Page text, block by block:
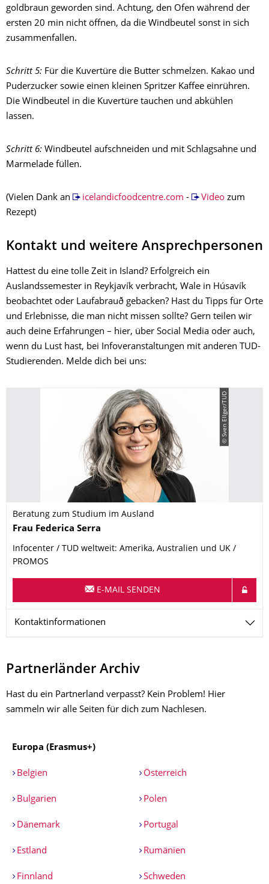
goldbraun geworden sind. Achtung, den Ofen während der
ersten 20 min nicht öffnen, da die Windbeutel sonst in sich
zusammenfallen.
Schritt 5: Für die Kuvertüre die Butter schmelzen. Kakao und
Puderzucker sowie einen kleinen Spritzer Kaffee einrühren.
Die Windbeutel in die Kuvertüre tauchen und abkühlen
lassen.
Schritt 6: Windbeutel aufschneiden und mit Schlagsahne und
Marmelade füllen.
(Vielen Dank an icelandicfoodcentre.com - Video zum
Rezept)
Kontakt und weitere Ansprechpersonen
Hattest du eine tolle Zeit in Island? Erfolgreich ein
Auslandssemester in Reykjavík verbracht, Wale in Húsavík
beobachtet oder Laufabrauð gebacken? Hast du Tipps für Orte
und Erlebnisse, die man nicht missen sollte? Gern teilen wir
auch deine Erfahrungen – hier, über Social Media oder auch,
wenn du Lust hast, bei Infoveranstaltungen mit anderen TUD-
Studierenden. Melde dich bei uns:
© Sven Ellger/TUD
Beratung zum Studium im Ausland
Name
Frau Federica Serra
Infocenter / TUD weltweit: Amerika, Australien und UK /
PROMOS
E-MAIL SENDEN
Kontaktinformationen
Partnerländer Archiv
Hast du ein Partnerland verpasst? Kein Problem! Hier
sammeln wir alle Seiten für dich zum Nachlesen.
Europa (Erasmus+)
Belgien Österreich
Bulgarien Polen
Dänemark Portugal
Estland Rumänien
Finnland Schweden